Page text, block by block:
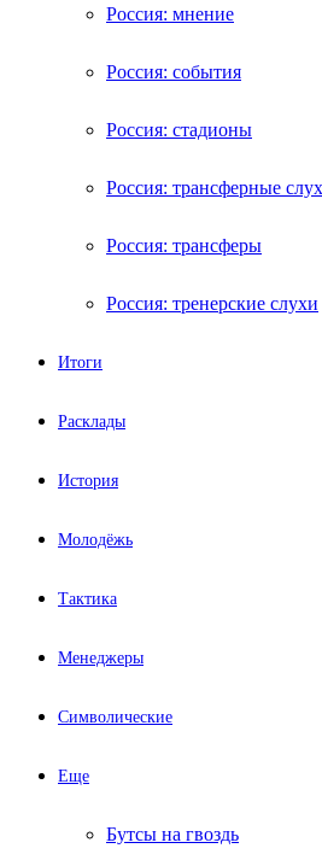
Россия: мнение
Россия: события
Россия: стадионы
Россия: трансферные
Россия: трансферы
Россия: тренерские слухи
Итоги
Расклады
История
Молодёжь
Тактика
Менеджеры
Символические
Еще
Бутсы на гвоздь